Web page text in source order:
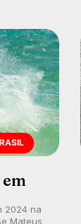
2024 na
Mateus